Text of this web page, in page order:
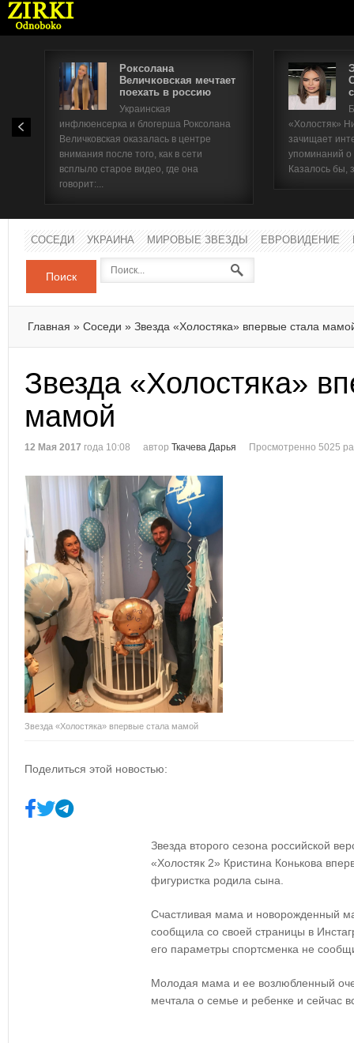
Роксолана
Величковская мечтает
поехать в россию
Украинская
инфлюенсерка и блогерша Роксолана
Величковская оказалась в центре
внимания после того, как в сети
всплыло старое видео, где она
говорит:...
«Холостяк»
зачищает
упоминаний
Казалось бы,
СОСЕДИ УКРАИНА МИРОВЫЕ ЗВЕЗДЫ ЕВРОВИДЕНИЕ
Поиск
Главная » Соседи » Звезда «Холостяка» впервые стала
Звезда «Холостяка»
мамой
12 Мая 2017 года 10:08 автор Ткачева Дарья Просмотренно 5025
Звезда «Холостяка» впервые стала мамой
Поделиться этой новостью:
Звезда второго сезона российской
«Холостяк 2» Кристина Конькова
фигуристка родила сына.
Счастливая мама и новорожденный
сообщила со своей страницы в
его параметры спортсменка не
Молодая мама и ее возлюбленный
мечтала о семье и ребенке и сейчас
Имя